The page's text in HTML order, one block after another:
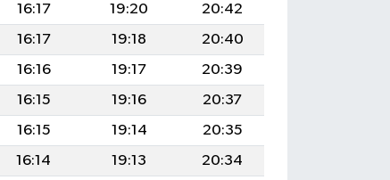
16:17 19:20
20:42
16:17 19:18
20:40
16:16 19:17
20:39
16:15 19:16
20:37
16:15 19:14
20:35
16:14 19:13
20:34